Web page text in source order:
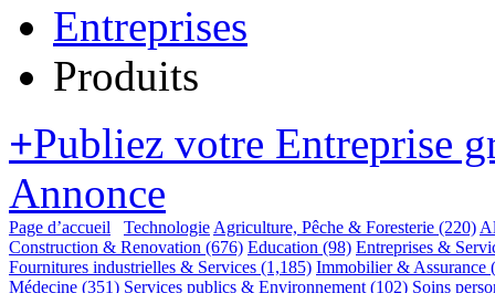
Entreprises
Produits
+Publiez votre Entreprise
Annonce
Page d’accueil Technologie Agriculture, Pêche & Foresterie (220)
Construction & Renovation (676) Education (98) Entreprises &
Fournitures industrielles & Services (1,185) Immobilier & Assurance
Médecine (351) Services publics & Environnement (102) Soins